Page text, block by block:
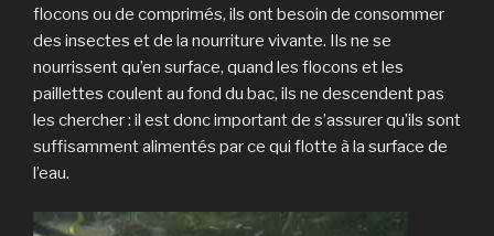
flocons ou de comprimés, ils ont besoin de consommer
des insectes et de la nourriture vivante. Ils ne se
nourrissent qu’en surface, quand les flocons et les
paillettes coulent au fond du bac, ils ne descendent pas
les chercher : il est donc important de s’assurer qu’ils sont
suffisamment alimentés par ce qui flotte à la surface de
l’eau.